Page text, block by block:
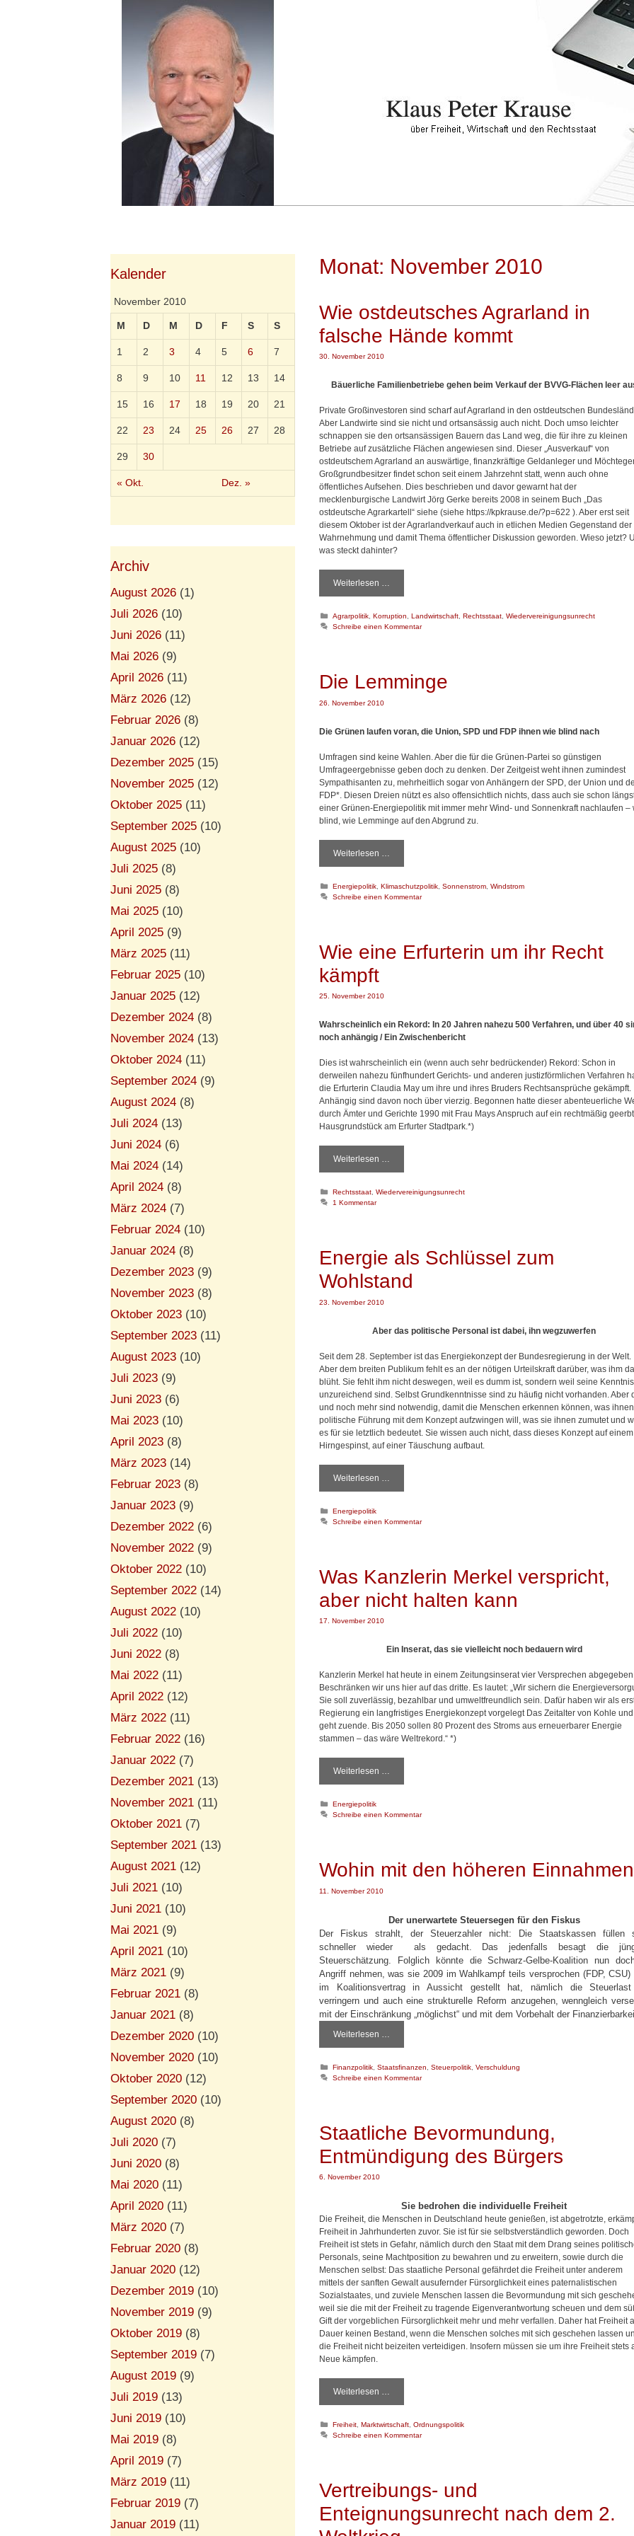
Monat: November 2010
Wie ostdeutsches Agrarland in
falsche Hände kommt
30. November 2010
Bäuerliche Familienbetriebe gehen beim Verkauf der BVVG-Flächen leer
Private Großinvestoren sind scharf auf Agrarland in den ostdeutschen
Aber Landwirte sind sie nicht und ortsansässig auch nicht. Doch umso leichter
schnappen sie den ortsansässigen Bauern das Land weg, die für ihre zu kleinen
Betriebe auf zusätzliche Flächen angewiesen sind. Dieser „Ausverkauf“ von
ostdeutschem Agrarland an auswärtige, finanzkräftige Geldanleger und
Großgrundbesitzer findet schon seit einem Jahrzehnt statt, wenn auch ohne
öffentliches Aufsehen. Dies beschrieben und davor gewarnt hat der
mecklenburgische Landwirt Jörg Gerke bereits 2008 in seinem Buch „Das
ostdeutsche Agrarkartell“ siehe (siehe https://kpkrause.de/?p=622 ). Aber erst seit
diesem Oktober ist der Agrarlandverkauf auch in etlichen Medien Gegenstand der
Wahrnehmung und damit Thema öffentlicher Diskussion geworden. Wieso jetzt?
was steckt dahinter?
Weiterlesen …
i
o
h
s
A
g
r
a
r
l
i
n
s
n
d
k
o
m
m
t
K
a
r
i
e
Agrarpolitik, Korruption, Landwirtschaft, Rechtsstaat,Wiedervereinigungsunrecht
Schreibe einen Kommentar
Die Lemminge
26. November 2010
Die Grünen laufen voran, die Union, SPD und FDP ihnen wie blind nach
Umfragen sind keine Wahlen. Aber die für die Grünen-Partei so günstigen
Umfrageergebnisse geben doch zu denken. Der Zeitgeist weht ihnen zumindest
Sympathisanten zu, mehrheitlich sogar von Anhängern der SPD, der Union und
FDP*. Diesen Dreien nützt es also offensichtlich nichts, dass auch sie schon
einer Grünen-Energiepolitik mit immer mehr Wind- und Sonnenkraft nachlaufen –
blind, wie Lemminge auf den Abgrund zu.
Weiterlesen …
i
L
n
K
a
r
i
e
n
Energiepolitik ,Klimaschutzpolitik ,Sonnenstrom ,Windstrom
Schreibe einen Kommentar
Wie eine Erfurterin um ihr Recht
kämpft
25. November 2010
Wahrscheinlich ein Rekord: In 20 Jahren nahezu 500 Verfahren, und über 40
noch anhängig / Ein Zwischenbericht
Dies ist wahrscheinlich ein (wenn auch sehr bedrückender) Rekord: Schon in
derweilen nahezu fünfhundert Gerichts- und anderen justizförmlichen Verfahren
die Erfurterin Claudia May um ihre und ihres Bruders Rechtsansprüche gekämpft.
Anhängig sind davon noch über vierzig. Begonnen hatte dieser abenteuerliche
durch Ämter und Gerichte 1990 mit Frau Mays Anspruch auf ein rechtmäßig
Hausgrundstück am Erfurter Stadtpark.*)
Weiterlesen …
i
e
u
c
t
K
a
r
i
e
n
Rechtsstaat,Wiedervereinigungsunrecht
1 Kommentar
Energie als Schlüssel zum
Wohlstand
23. November 2010
Aber das politische Personal ist dabei, ihn wegzuwerfen
Seit dem 28. September ist das Energiekonzept der Bundesregierung in der Welt.
Aber dem breiten Publikum fehlt es an der nötigen Urteilskraft darüber, was ihm
blüht. Sie fehlt ihm nicht deswegen, weil es dumm ist, sondern weil seine
unzureichend sind. Selbst Grundkenntnisse sind zu häufig nicht vorhanden. Aber
und noch mehr sind notwendig, damit die Menschen erkennen können, was
politische Führung mit dem Konzept aufzwingen will, was sie ihnen zumutet und
es für sie letztlich bedeutet. Sie wissen auch nicht, dass dieses Konzept auf einem
Hirngespinst, auf einer Täuschung aufbaut.
Weiterlesen …
n
l
s
S
l
z
W
h
K
a
r
i
e
n
Energiepolitik
Schreibe einen Kommentar
Was Kanzlerin Merkel verspricht,
aber nicht halten kann
17. November 2010
Ein Inserat, das sie vielleicht noch bedauern wird
Kanzlerin Merkel hat heute in einem Zeitungsinserat vier Versprechen
Beschränken wir uns hier auf das dritte. Es lautet: „Wir sichern die
Sie soll zuverlässig, bezahlbar und umweltfreundlich sein. Dafür haben wir als
Regierung ein langfristiges Energiekonzept vorgelegt Das Zeitalter von Kohle und
geht zuende. Bis 2050 sollen 80 Prozent des Stroms aus erneuerbarer Energie
stammen – das wäre Weltrekord.“ *)
Weiterlesen …
a
M
e
r
k
e
l
v
e
r
i
,
a
b
e
c
h
t
h
a
l
e
n
k
a
K
a
r
i
e
Energiepolitik
Schreibe einen Kommentar
Wohin mit den höheren
11. November 2010
Der unerwartete Steuersegen für den Fiskus
Der Fiskus strahlt, der Steuerzahler nicht: Die Staatskassen füllen
schneller wieder
als gedacht. Das jedenfalls besagt die
Steuerschätzung. Folglich könnte die Schwarz-Gelbe-Koalition nun
Angriff nehmen, was sie 2009 im Wahlkampf teils versprochen (FDP, CSU)
im Koalitionsvertrag in Aussicht gestellt hat, nämlich die
verringern und auch eine strukturelle Reform anzugehen, wenngleich
mit der Einschränkung „möglichst“ und mit dem Vorbehalt der
Weiterlesen …
o
i
n
r
e
n
E
i
n
n
a
h
m
e
?
K
a
r
i
e
n
Finanzpolitik ,Staatsfinanzen ,Steuerpolitik ,Verschuldung
Schreibe einen Kommentar
Staatliche Bevormundung,
Entmündigung des Bürgers
6. November 2010
Sie bedrohen die individuelle Freiheit
Die Freiheit, die Menschen in Deutschland heute genießen, ist abgetrotzte,
Freiheit in Jahrhunderten zuvor. Sie ist für sie selbstverständlich geworden. Doch
Freiheit ist stets in Gefahr, nämlich durch den Staat mit dem Drang seines
Personals, seine Machtposition zu bewahren und zu erweitern, sowie durch die
Menschen selbst: Das staatliche Personal gefährdet die Freiheit unter anderem
mittels der sanften Gewalt ausufernder Fürsorglichkeit eines paternalistischen
Sozialstaates, und zuviele Menschen lassen die Bevormundung mit sich
weil sie die mit der Freiheit zu tragende Eigenverantwortung scheuen und dem
Gift der vorgeblichen Fürsorglichkeit mehr und mehr verfallen. Daher hat Freiheit
Dauer keinen Bestand, wenn die Menschen solches mit sich geschehen lassen
die Freiheit nicht beizeiten verteidigen. Insofern müssen sie um ihre Freiheit stets
Neue kämpfen.
Weiterlesen …
t
a
h
B
e
K
a
r
i
e
n
Freiheit, Marktwirtschaft,Ordnungspolitik
Schreibe einen Kommentar
Vertreibungs- und
Enteignungsunrecht nach dem 2.
Kalender
November 2010
M D M D F S S
« Okt. Dez. »
1 2 3 4 5 6 7
8 9 10 11 12 13 14
15 16 17 18 19 20 21
22 23 24 25 26 27 28
29 30
Archiv
August 2026 (1)
Juli 2026 (10)
Juni 2026 (11)
Mai 2026 (9)
April 2026 (11)
März 2026 (12)
Februar 2026 (8)
Januar 2026 (12)
Dezember 2025 (15)
November 2025 (12)
Oktober 2025 (11)
September 2025 (10)
August 2025 (10)
Juli 2025 (8)
Juni 2025 (8)
Mai 2025 (10)
April 2025 (9)
März 2025 (11)
Februar 2025 (10)
Januar 2025 (12)
Dezember 2024 (8)
November 2024 (13)
Oktober 2024 (11)
September 2024 (9)
August 2024 (8)
Juli 2024 (13)
Juni 2024 (6)
Mai 2024 (14)
April 2024 (8)
März 2024 (7)
Februar 2024 (10)
Januar 2024 (8)
Dezember 2023 (9)
November 2023 (8)
Oktober 2023 (10)
September 2023 (11)
August 2023 (10)
Juli 2023 (9)
Juni 2023 (6)
Mai 2023 (10)
April 2023 (8)
März 2023 (14)
Februar 2023 (8)
Januar 2023 (9)
Dezember 2022 (6)
November 2022 (9)
Oktober 2022 (10)
September 2022 (14)
August 2022 (10)
Juli 2022 (10)
Juni 2022 (8)
Mai 2022 (11)
April 2022 (12)
März 2022 (11)
Februar 2022 (16)
Januar 2022 (7)
Dezember 2021 (13)
November 2021 (11)
Oktober 2021 (7)
September 2021 (13)
August 2021 (12)
Juli 2021 (10)
Juni 2021 (10)
Mai 2021 (9)
April 2021 (10)
März 2021 (9)
Februar 2021 (8)
Januar 2021 (8)
Dezember 2020 (10)
November 2020 (10)
Oktober 2020 (12)
September 2020 (10)
August 2020 (8)
Juli 2020 (7)
Juni 2020 (8)
Mai 2020 (11)
April 2020 (11)
März 2020 (7)
Februar 2020 (8)
Januar 2020 (12)
Dezember 2019 (10)
November 2019 (9)
Oktober 2019 (8)
September 2019 (7)
August 2019 (9)
Juli 2019 (13)
Juni 2019 (10)
Mai 2019 (8)
April 2019 (7)
März 2019 (11)
Februar 2019 (7)
Januar 2019 (11)